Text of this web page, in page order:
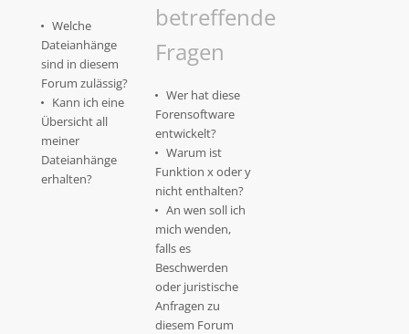
Welche
Dateianhänge
sind in diesem
Forum zulässig?
Kann ich eine
Übersicht all
meiner
Dateianhänge
erhalten?
betreffende
Fragen
Wer hat diese
Forensoftware
entwickelt?
Warum ist
Funktion x oder y
nicht enthalten?
An wen soll ich
mich wenden,
falls es
Beschwerden
oder juristische
Anfragen zu
diesem Forum